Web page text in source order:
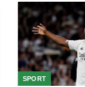
SPORT